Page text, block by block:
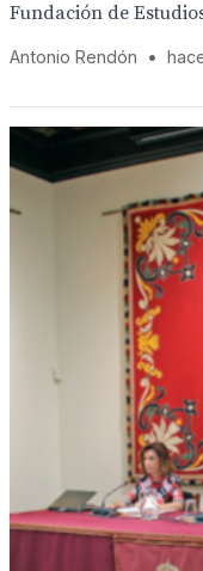
Fundación de
Antonio Rendón •